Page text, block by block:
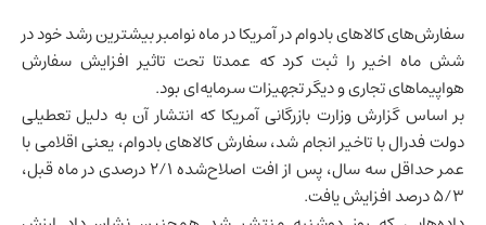
سفارش‌های کالاهای بادوام در آمریکا در ماه نوامبر بیشترین رشد خود در
شش ماه اخیر را ثبت کرد که عمدتا تحت تاثیر افزایش سفارش
هواپیماهای تجاری و دیگر تجهیزات سرمایه‌ای بود.
بر اساس گزارش وزارت بازرگانی آمریکا که انتشار آن به دلیل تعطیلی
دولت فدرال با تاخیر انجام شد، سفارش کالاهای بادوام، یعنی اقلامی با
عمر حداقل سه سال، پس از افت اصلاح‌شده ۲/۱ درصدی در ماه قبل،
۵/۳ درصد افزایش یافت.